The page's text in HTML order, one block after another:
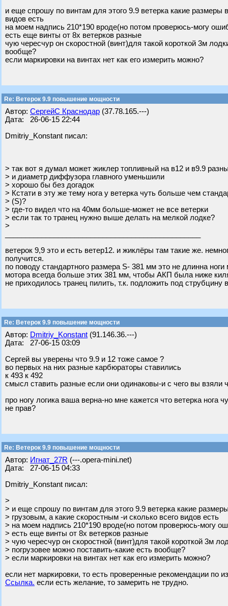
и еще спрошу по винтам для этого 9.9 ветерка какие размеры
видов есть
на моем надпись 210*190 вроде(но потом проверюсь-могу
есть еще винты от 8х ветерков разные
чую чересчур он скоростной (винт)для такой короткой 3м
вообще?
если маркировки на винтах нет как его измерить можно?
Re: Ветерок 9.9 повышение мощности
Автор: СергейС Краснодар (37.78.165.---)
Дата: 26-06-15 22:44
Dmitriy_Konstant писал:
> так вот я думал может жиклер топливный на в12 и в9.9
> и диаметр диффузора главного уменьшили
> хорошо бы без догадок
> Кстати в эту же тему нога у ветерка чуть больше чем
> (S)?
> где-то видел что на 40мм больше-может не все ветерки
> если так то транец нужно выше делать на мелкой лодке?
>
ветерок 9,9 это и есть ветер12. и жиклёры там такие же.
получится.
по поводу стандартного размера S- 381 мм это не длинна
мотора всегда больше этих 381 мм, чтобы АКП была ниже
не приходилось транец пилить, т.к. подложить под струбцину
Re: Ветерок 9.9 повышение мощности
Автор: Dmitriy_Konstant (91.146.36.---)
Дата: 27-06-15 03:09
Сергей вы уверены что 9.9 и 12 тоже самое ?
во первых на них разные карбюраторы ставились
к 493 к 492
смысл ставить разные если они одинаковы-и с чего вы взяли
про ногу логика ваша верна-но мне кажется что ветерка
не прав?
Re: Ветерок 9.9 повышение мощности
Автор: Игнат_27R (---.opera-mini.net)
Дата: 27-06-15 04:33
Dmitriy_Konstant писал:
>
> и еще спрошу по винтам для этого 9.9 ветерка какие
> грузовым, а какие скоростным -и сколько всего видов есть
> на моем надпись 210*190 вроде(но потом проверюсь-могу
> есть еще винты от 8х ветерков разные
> чую чересчур он скоростной (винт)для такой короткой 3м
> погрузовее можно поставить-какие есть вообще?
> если маркировки на винтах нет как его измерить можно?
если нет маркировки, то есть проверенные рекомендации по
Ссылка. если есть желание, то замерить не трудно.